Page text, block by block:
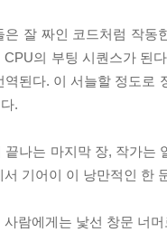
은 잘 짜인 코드처럼 작동
CPU의 부팅 시퀀스가 된
역된다. 이 서늘할 정도로
.
끝나는 마지막 장, 작가는
서 기어이 이 낭만적인 한
사람에게는 낯선 창문 너